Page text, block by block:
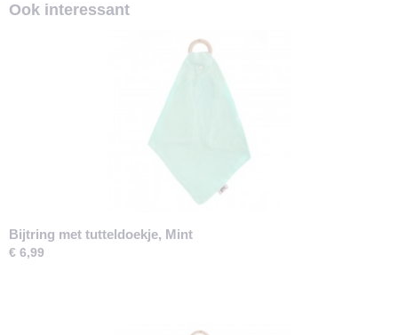
Ook interessant
Bijtring met tutteldoekje, Mint
€ 6,99